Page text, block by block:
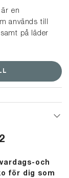
är en
används till
på läder
framtagen
PFAS (PFC
och
för dig som